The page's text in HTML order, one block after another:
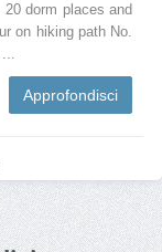
dorm places and
on hiking path No.
Approfondisci